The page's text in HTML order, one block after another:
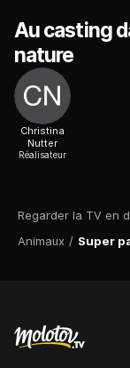
Regarder la TV en
Animaux / Super
Au casting
nature
Christina
Nutter
Réalisateur